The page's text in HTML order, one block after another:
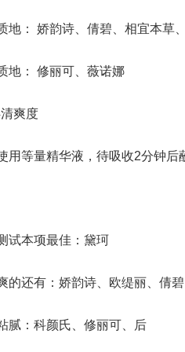
： 娇韵诗、倩碧、相宜本草
： 修丽可、薇诺娜
爽度
等量精华液，待吸收2分钟后
本项最佳：黛珂
还有：娇韵诗、欧缇丽、倩碧
：科颜氏、修丽可、后